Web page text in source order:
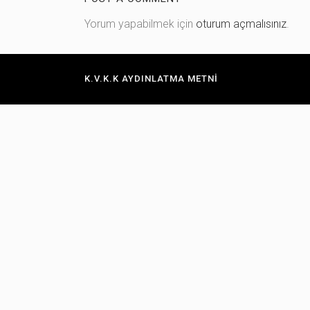
STANDART SÜNGER
İNCE SÜNGER
Yorum yapabilmek için oturum açmalısınız.
K.V.K.K AYDINLATMA METNI